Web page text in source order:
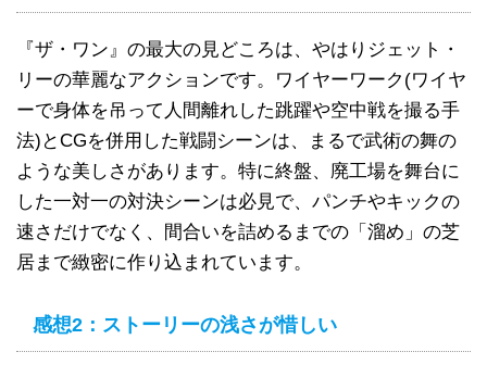
『ザ・ワン』の最大の見どころは、やはりジェット・
リーの華麗なアクションです。ワイヤーワーク(ワイヤ
ーで身体を吊って人間離れした跳躍や空中戦を撮る手
法)とCGを併用した戦闘シーンは、まるで武術の舞の
ような美しさがあります。特に終盤、廃工場を舞台に
した一対一の対決シーンは必見で、パンチやキックの
速さだけでなく、間合いを詰めるまでの「溜め」の芝
居まで緻密に作り込まれています。
感想2：ストーリーの浅さが惜しい